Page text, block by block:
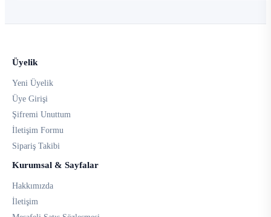
Üyelik
Yeni Üyelik
Üye Girişi
Şifremi Unuttum
İletişim Formu
Sipariş Takibi
Kurumsal & Sayfalar
Hakkımızda
İletişim